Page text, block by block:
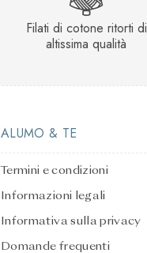
Filati di cotone ritorti di
altissima qualità
ALUMO & TE
Termini e condizioni
Informazioni legali
Informativa sulla privacy
Domande frequenti